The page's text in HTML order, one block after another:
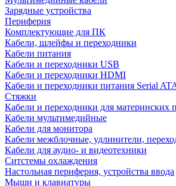
Зарядные устройства
Периферия
Комплектующие для ПК
Кабели, шлейфы и переходники
Кабели питания
Кабели и переходники USB
Кабели и переходники HDMI
Кабели и переходники питания Serial
Стяжки
Кабели и переходники для материнских
Кабели мультимедийные
Кабели для монитора
Кабели межблочные, удлинители,
Кабели для аудио- и видеотехники
Ситстемы охлаждения
Настольная периферия, устройства ввода
Мыши и клавиатуры